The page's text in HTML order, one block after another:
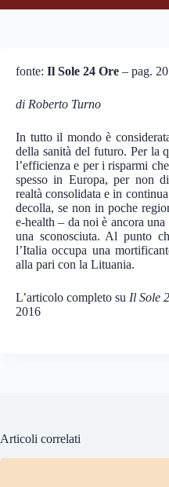
fonte: Il Sole 24 Ore – pag. 20
di Roberto Turno
In tutto il mondo è
della sanità del futuro. Per la
l’efficienza e per i risparmi
spesso in Europa, per non
realtà consolidata e in
decolla, se non in poche
e-health – da noi è ancora
una sconosciuta. Al punto
l’Italia occupa una
alla pari con la Lituania.
L’articolo completo su Il Sole
2016
Articoli correlati